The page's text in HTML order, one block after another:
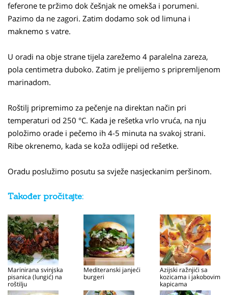
feferone te pržimo dok češnjak ne omekša i porumeni.
Pazimo da ne zagori. Zatim dodamo sok od limuna i
maknemo s vatre.
U oradi na obje strane tijela zarežemo 4 paralelna zareza,
pola centimetra duboko. Zatim je prelijemo s pripremljenom
marinadom.
Roštilj pripremimo za pečenje na direktan način pri
temperaturi od 250 °C. Kada je rešetka vrlo vruća, na nju
položimo orade i pečemo ih 4-5 minuta na svakoj strani.
Ribe okrenemo, kada se koža odlijepi od rešetke.
Oradu poslužimo posutu sa svježe nasjeckanim peršinom.
Također pročitajte:
Marinirana svinjska
pisanica (lungić) na
roštilju
Mediteranski janjeći
burgeri
Azijski ražnjići sa
kozicama i jakobovim
kapicama